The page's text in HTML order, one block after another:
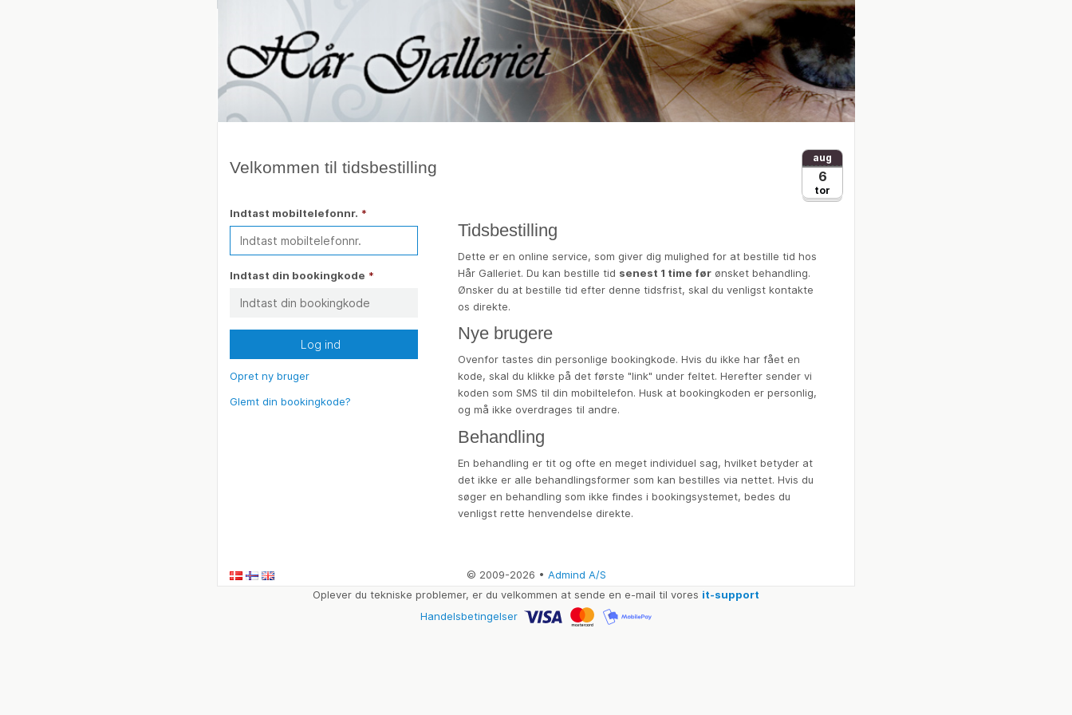
Velkommen til tidsbestilling
tor
aug
6
Indtast mobiltelefonnr. *
Indtast din bookingkode *
Log ind
Opret ny bruger
Glemt din bookingkode?
Tidsbestilling
Dette er en online service, som giver dig mulighed for at bestille tid hos
Hår Galleriet. Du kan bestille tid senest 1 time førønsket behandling.
Ønsker du at bestille tid efter denne tidsfrist, skal du venligst kontakte
os direkte.
Nye brugere
Ovenfor tastes din personlige bookingkode. Hvis du ikke har fået en
kode, skal du klikke på det første "link" under feltet. Herefter sender vi
koden som SMS til din mobiltelefon. Husk at bookingkoden er personlig,
og må ikke overdrages til andre.
Behandling
En behandling er tit og ofte en meget individuel sag, hvilket betyder at
det ikke er alle behandlingsformer som kan bestilles via nettet. Hvis du
søger en behandling som ikke findes i bookingsystemet, bedes du
venligst rette henvendelse direkte.
© 2009-2026 • Admind A/S
Oplever du tekniske problemer, er du velkommen at sende en e-mail til vores it-support
Handelsbetingelser